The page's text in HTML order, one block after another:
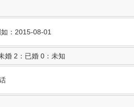
：2015-08-01
婚 2：已婚 0：未知